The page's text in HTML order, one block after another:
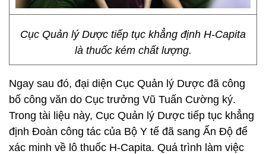
Cục Quản lý Dược tiếp tục khẳng định H-Capita
là thuốc kém chất lượng.
Ngay sau đó, đại diện Cục Quản lý Dược đã công
bố công văn do Cục trưởng Vũ Tuấn Cường ký.
Trong tài liệu này, Cục Quản lý Dược tiếp tục khẳng
định Đoàn công tác của Bộ Y tế đã sang Ấn Độ để
xác minh về lô thuốc H-Capita. Quá trình làm việc